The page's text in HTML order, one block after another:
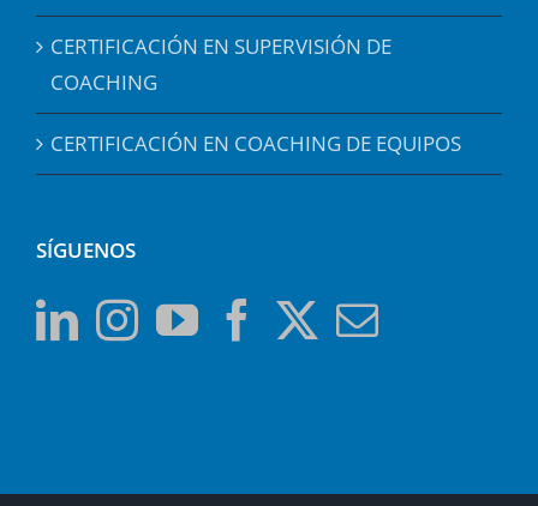
CERTIFICACIÓN EN SUPERVISIÓN DE
COACHING
CERTIFICACIÓN EN COACHING DE EQUIPOS
SÍGUENOS